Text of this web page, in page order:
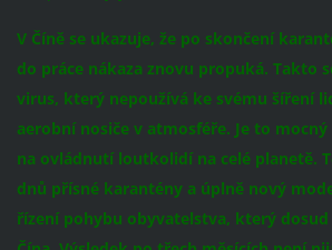
V Číně se ukazuje, že po skončení
do práce nákaza znovu propuká. Takto
virus, který nepoužívá ke svému šíření
aerobní nosiče v atmosféře. Je to
na ovládnutí loutkolidí na celé planetě.
dnů přísné karantény a úplně nový
řízení pohybu obyvatelstva, který